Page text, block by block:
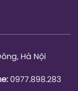
Hà Nội
0977.898.283